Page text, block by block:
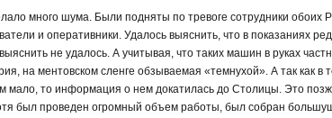
много шума. Были подняты по тревоге сотрудники обоих
и оперативники. Удалось выяснить, что в показаниях
не удалось. А учитывая, что таких машин в руках
на ментовском сленге обзываемая «темнухой». А так как в
мало, то информация о нем докатилась до Столицы. Это
был проведен огромный объем работы, был собран